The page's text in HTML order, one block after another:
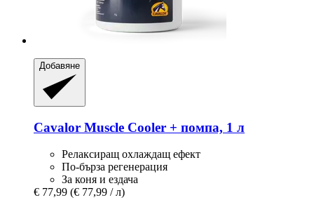
Добавяне
Cavalor Muscle Cooler + помпа, 1 л
Релаксиращ охлаждащ ефект
По-бърза регенерация
За коня и ездача
€ 77,99 (€ 77,99 / л)